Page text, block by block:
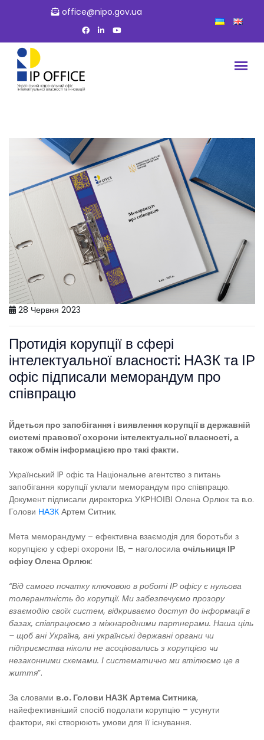
office@nipo.gov.ua
28 Червня 2023
Протидія корупції в сфері
інтелектуальної власності: НАЗК та ІР
офіс підписали меморандум про
співпрацю
Йдеться про запобігання і виявлення корупції в державній
системі правової охорони інтелектуальної власності, а
також обмін інформацією про такі факти.
Український IP офіс та Національне агентство з питань
запобігання корупції уклали меморандум про співпрацю.
Документ підписали директорка УКРНОІВІ Олена Орлюк та в.о.
Голови НАЗК Артем Ситник.
Мета меморандуму – ефективна взаємодія для боротьби з
корупцією у сфері охорони ІВ, – наголосила очільниця ІР
офісу Олена Орлюк:
“Від самого початку ключовою в роботі ІР офісу є нульова
толерантність до корупції. Ми забезпечуємо прозору
взаємодію своїх систем, відкриваємо доступ до інформації в
базах, співпрацюємо з міжнародними партнерами. Наша ціль
– щоб ані Україна, ані українські державні органи чи
підприємства ніколи не асоціювались з корупцією чи
незаконними схемами. І систематично ми втілюємо це в
життя”.
За словами в.о. Голови НАЗК Артема Ситника,
найефективніший спосіб подолати корупцію – усунути
фактори, які створюють умови для її існування.